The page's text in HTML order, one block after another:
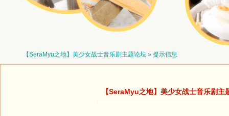
【SeraMyu之地】美少女战士音乐剧主题论坛 » 提示信息
【SeraMyu之地】美少女战士音乐剧主